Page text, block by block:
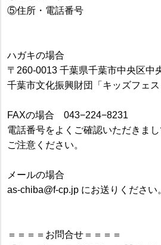
⑤住所・電話番号
ハガキの場合
〒260-0013 千葉県千葉市中央区中
千葉市文化振興財団「キッズフェ
FAXの場合 043−224−8231
電話番号をよくご確認いただきま
ご注意ください。
メールの場合
as-chiba@f-cp.jp にお送りください
＝＝＝＝お問合せ＝＝＝＝